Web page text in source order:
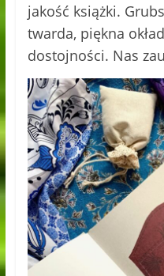
jakość książki.
twarda, piękna
dostojności. Nas